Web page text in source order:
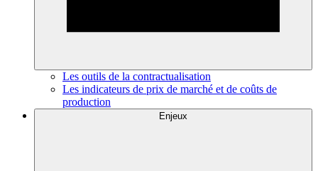
Les outils de la contractualisation
Les indicateurs de prix de marché et de coûts de
production
Enjeux